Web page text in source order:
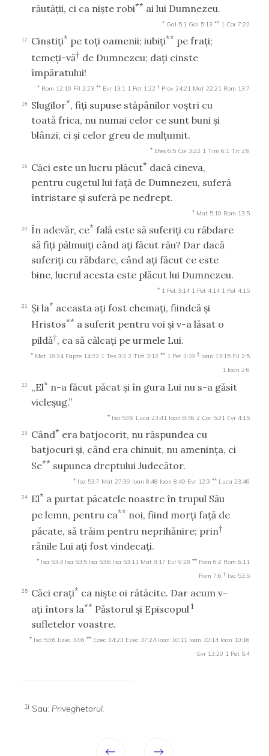
răutăţii, ci ca nişte robi** ai lui Dumnezeu.
* Gal 5:1 Gal 5:13 ** 1 Cor 7:22
17 Cinstiţi* pe toţi oamenii; iubiţi** pe fraţi;
temeţi-vă† de Dumnezeu; daţi cinste
împăratului!
* Rom 12:10 Fil 2:23 ** Evr 13:1 1 Pet 1:22 † Prov 24:21 Mat 22:21 Rom 13:7
18 Slugilor*, fiţi supuse stăpânilor voştri cu
toată frica, nu numai celor ce sunt buni şi
blânzi, ci şi celor greu de mulţumit.
* Efes 6:5 Col 3:22 1 Tim 6:1 Tit 2:9
19 Căci este un lucru plăcut* dacă cineva,
pentru cugetul lui faţă de Dumnezeu, suferă
întristare şi suferă pe nedrept.
* Mat 5:10 Rom 13:5
20 În adevăr, ce* fală este să suferiţi cu răbdare
să fiţi pălmuiţi când aţi făcut rău? Dar dacă
suferiţi cu răbdare, când aţi făcut ce este
bine, lucrul acesta este plăcut lui Dumnezeu.
* 1 Pet 3:14 1 Pet 4:14 1 Pet 4:15
21 Şi la* aceasta aţi fost chemaţi, fiindcă şi
Hristos** a suferit pentru voi şi v-a lăsat o
pildă†, ca să călcaţi pe urmele Lui.
* Mat 16:24 Fapte 14:22 1 Tes 3:3 2 Tim 3:12 ** 1 Pet 3:18 † Ioan 13:15 Fil 2:5
1 Ioan 2:6
22 „El* n-a făcut păcat şi în gura Lui nu s-a găsit
vicleşug.”
* Isa 53:9 Luca 23:41 Ioan 8:46 2 Cor 5:21 Evr 4:15
23 Când* era batjocorit, nu răspundea cu
batjocuri şi, când era chinuit, nu ameninţa, ci
Se** supunea dreptului Judecător.
* Isa 53:7 Mat 27:39 Ioan 8:48 Ioan 8:49 Evr 12:3 ** Luca 23:46
24 El* a purtat păcatele noastre în trupul Său
pe lemn, pentru ca** noi, fiind morţi faţă de
păcate, să trăim pentru neprihănire; prin†
rănile Lui aţi fost vindecaţi.
* Isa 53:4 Isa 53:5 Isa 53:6 Isa 53:11 Mat 8:17 Evr 9:28 ** Rom 6:2 Rom 6:11
Rom 7:6 † Isa 53:5
25 Căci eraţi* ca nişte oi rătăcite. Dar acum v-
aţi întors la** Păstorul şi Episcopul1
sufletelor voastre.
* Isa 53:6 Ezec 34:6 ** Ezec 34:23 Ezec 37:24 Ioan 10:11 Ioan 10:14 Ioan 10:16
Evr 13:20 1 Pet 5:4
1) Sau: Priveghetorul.